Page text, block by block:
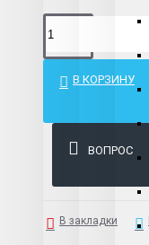
В КОРЗИНУ
ВОПРОС
В закладки